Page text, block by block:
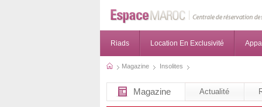
Riads Location En Exclusivité
Magazine Insolites
Magazine Actualité